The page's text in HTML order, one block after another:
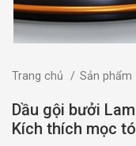
Trang chủ Sản phẩm
Dầu gội bưởi
Kích thích mọc